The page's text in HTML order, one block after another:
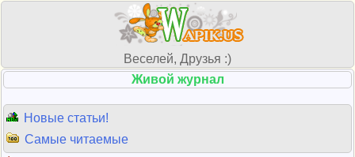
Веселей, Друзья :)
Живой журнал
Новые статьи!
Самые читаемые